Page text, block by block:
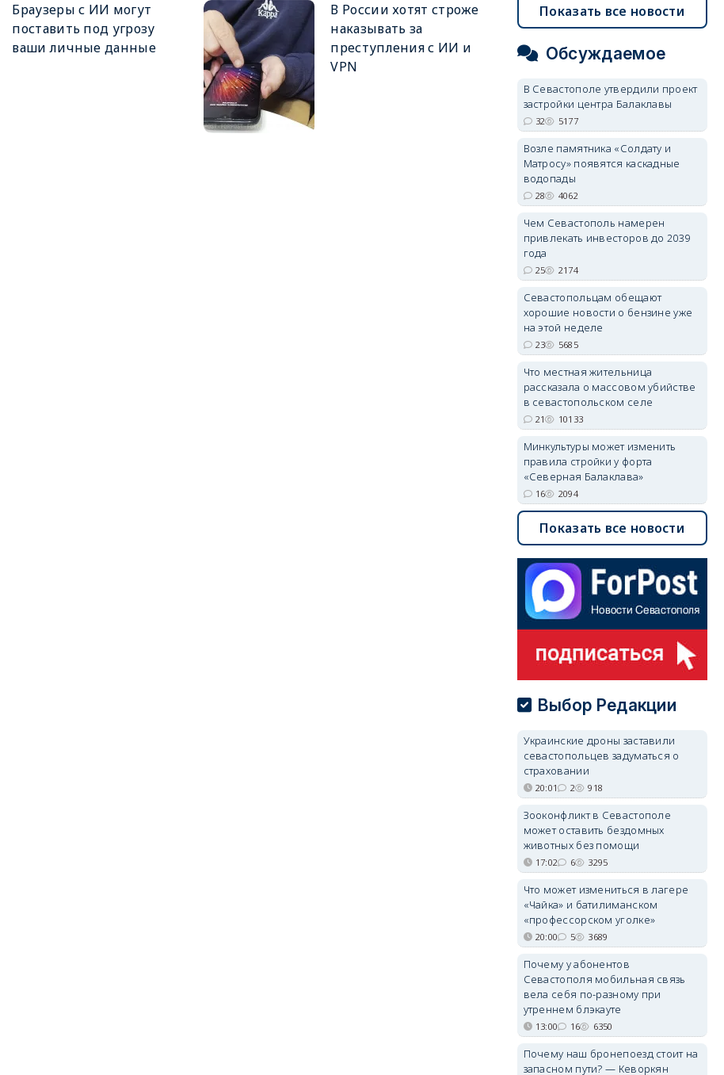
Браузеры с ИИ могут
поставить под угрозу
ваши личные данные
В России хотят строже
наказывать за
преступления с ИИ и
VPN
Показать все новости
Обсуждаемое
В Севастополе утвердили проект
застройки центра Балаклавы
32 5177
Возле памятника «Солдату и
Матросу» появятся каскадные
водопады
28 4062
Чем Севастополь намерен
привлекать инвесторов до 2039
года
25 2174
Севастопольцам обещают
хорошие новости о бензине уже
на этой неделе
23 5685
Что местная жительница
рассказала о массовом убийстве
в севастопольском селе
21 10133
Минкультуры может изменить
правила стройки у форта
«Северная Балаклава»
16 2094
Показать все новости
Выбор Редакции
Украинские дроны заставили
севастопольцев задуматься о
страховании
20:01 2 918
Зооконфликт в Севастополе
может оставить бездомных
животных без помощи
17:02 6 3295
Что может измениться в лагере
«Чайка» и батилиманском
«профессорском уголке»
20:00 5 3689
Почему у абонентов
Севастополя мобильная связь
вела себя по-разному при
утреннем блэкауте
13:00 16 6350
Почему наш бронепоезд стоит на
запасном пути? — Кеворкян